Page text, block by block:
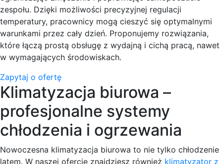
zespołu. Dzięki możliwości precyzyjnej regulacji
temperatury, pracownicy mogą cieszyć się optymalnymi
warunkami przez cały dzień. Proponujemy rozwiązania,
które łączą prostą obsługę z wydajną i cichą pracą, nawet
w wymagających środowiskach.
Zapytaj o ofertę
Klimatyzacja biurowa –
profesjonalne systemy
chłodzenia i ogrzewania
Nowoczesna klimatyzacja biurowa to nie tylko chłodzenie
latem. W naszej ofercie znajdziesz również klimatyzator z